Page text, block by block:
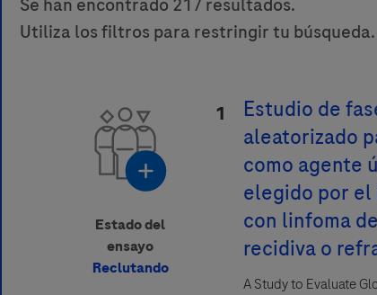
Se han encontrado 217 resultados.
Utiliza los filtros para restringir tu búsqueda.
Estado del
ensayo
Reclutando
1
Estudio de
aleatorizado
como agente
elegido por
con linfoma
recidiva o
A Study to Evaluate
Apellido(s)
service) - Pacific Standard Time?
service) - Pacific Standard Time?
13:00 h - 15:00 h